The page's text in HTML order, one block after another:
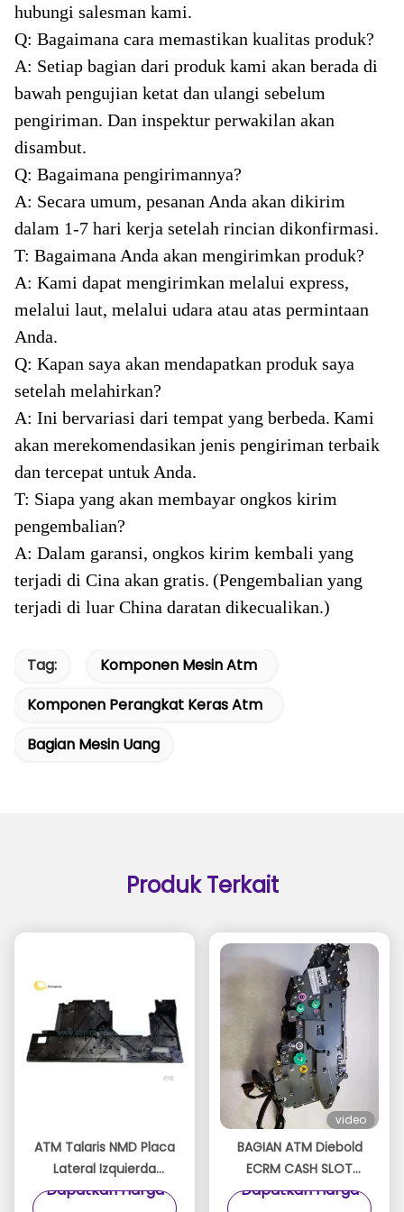
hubungi salesman kami.
Q: Bagaimana cara memastikan kualitas produk?
A: Setiap bagian dari produk kami akan berada di
bawah pengujian ketat dan ulangi sebelum
pengiriman. Dan inspektur perwakilan akan
disambut.
Q: Bagaimana pengirimannya?
A: Secara umum, pesanan Anda akan dikirim
dalam 1-7 hari kerja setelah rincian dikonfirmasi.
T: Bagaimana Anda akan mengirimkan produk?
A: Kami dapat mengirimkan melalui express,
melalui laut, melalui udara atau atas permintaan
Anda.
Q: Kapan saya akan mendapatkan produk saya
setelah melahirkan?
A: Ini bervariasi dari tempat yang berbeda. Kami
akan merekomendasikan jenis pengiriman terbaik
dan tercepat untuk Anda.
T: Siapa yang akan membayar ongkos kirim
pengembalian?
A: Dalam garansi, ongkos kirim kembali yang
terjadi di Cina akan gratis. (Pengembalian yang
terjadi di luar China daratan dikecualikan.)
Tag:
Komponen Mesin Atm
Komponen Perangkat Keras Atm
Bagian Mesin Uang
Produk Terkait
ATM Talaris NMD Placa
Lateral Izquierda
A008680 Dispensador
Dapatkan Harga
video
BAGIAN ATM Diebold
ECRM CASH SLOT
LOBBY UCSL 49-23311-
Dapatkan Harga